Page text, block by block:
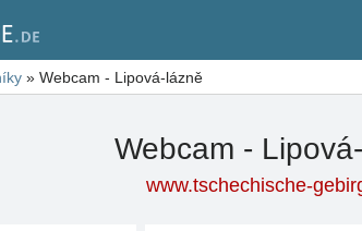
» Webcam - Lipová-lázně
Webcam -
www.tschechische-